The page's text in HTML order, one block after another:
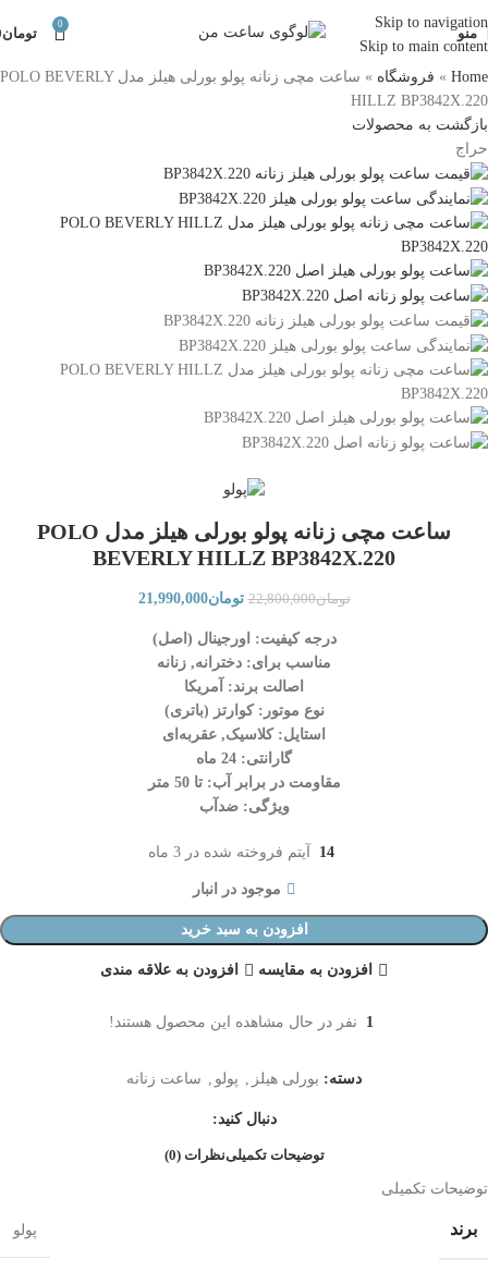
Skip to navigation
Skip to main content
منو
0
تومان
Home
» فروشگاه »
ساعت مچی زنانه پولو بورلی هیلز مدل POLO BEVERLY
HILLZ BP3842X.220
بازگشت به محصولات
حراج
ساعت مچی زنانه پولو بورلی هیلز مدل POLO
BEVERLY HILLZ BP3842X.220
تومان22,800,000 تومان21,990,000
درجه کیفیت: اورجینال (اصل)
مناسب برای: دخترانه, زنانه
اصالت برند: آمریکا
نوع موتور: کوارتز (باتری)
استایل: کلاسیک, عقربه‌ای
گارانتی: 24 ماه
مقاومت در برابر آب: تا 50 متر
ویژگی: ضدآب
14 آیتم فروخته شده در 3 ماه
موجود در انبار
افزودن به سبد خرید
افزودن به مقایسه افزودن به علاقه مندی
1 نفر در حال مشاهده این محصول هستند!
دسته: بورلی هیلز , پولو , ساعت زنانه
دنبال کنید:
توضیحات تکمیلینظرات (0)
توضیحات تکمیلی
برند پولو